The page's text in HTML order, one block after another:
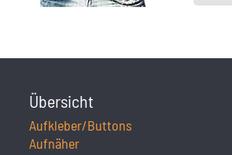
Übersicht
Aufkleber/Buttons
Aufnäher